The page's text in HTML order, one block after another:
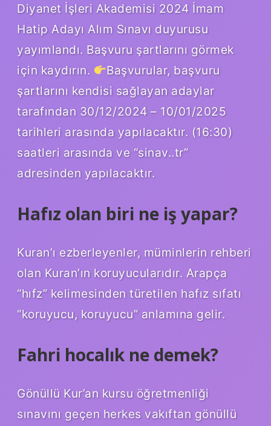
Diyanet İşleri Akademisi 2024 İmam
Hatip Adayı Alım Sınavı duyurusu
yayımlandı. Başvuru şartlarını görmek
için kaydırın.
Başvurular, başvuru
şartlarını kendisi sağlayan adaylar
tarafından 30/12/2024 – 10/01/2025
tarihleri ​​arasında yapılacaktır. (16:30)
saatleri arasında ve “sinav..tr”
adresinden yapılacaktır.
Hafız olan biri ne iş yapar?
Kuran’ı ezberleyenler, müminlerin rehberi
olan Kuran’ın koruyucularıdır. Arapça
“hıfz” kelimesinden türetilen hafız sıfatı
“koruyucu, koruyucu” anlamına gelir.
Fahri hocalık ne demek?
Gönüllü Kur’an kursu öğretmenliği
sınavını geçen herkes vakıftan gönüllü